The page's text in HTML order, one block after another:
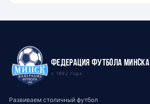
Федерация футбола Минска
с 1992 года
Развиваем столичный футбол